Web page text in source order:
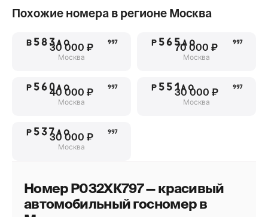
Похожие номера в регионе Москва
В583АО 997
30 000 ₽
Москва
Р565АО 997
70 000 ₽
Москва
Р560АО 997
40 000 ₽
Москва
Р551АО 997
30 000 ₽
Москва
Р537АО 997
30 000 ₽
Москва
Номер Р032ХК797 — красивый
автомобильный госномер в